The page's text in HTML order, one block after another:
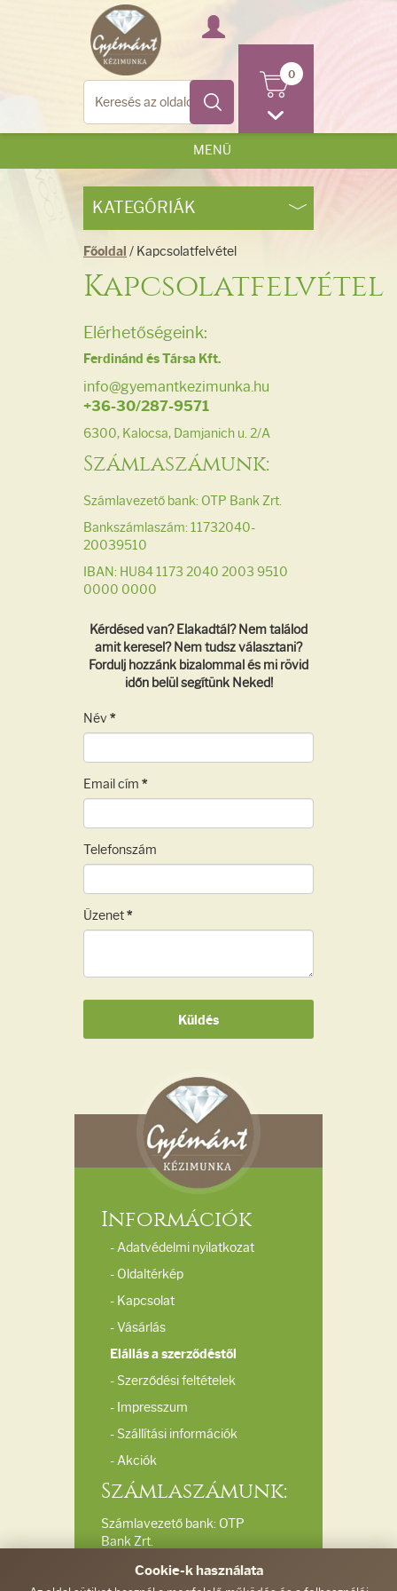
0
MENÜ
KATEGÓRIÁK
Főoldal / Kapcsolatfelvétel
Kapcsolatfelvétel
Elérhetőségeink:
Ferdinánd és Társa Kft.
info@gyemantkezimunka.hu
+36-30/287-9571
6300, Kalocsa, Damjanich u. 2/A
Számlaszámunk:
Számlavezető bank: OTP Bank Zrt.
Bankszámlaszám: 11732040-
20039510
IBAN: HU84 1173 2040 2003 9510
0000 0000
Kérdésed van? Elakadtál? Nem találod
amit keresel? Nem tudsz választani?
Fordulj hozzánk bizalommal és mi rövid
időn belül segítünk Neked!
Név*
Email cím *
Telefonszám
Üzenet*
Információk
- Adatvédelmi nyilatkozat
- Oldaltérkép
- Kapcsolat
- Vásárlás
Elállás a szerződéstől
- Szerződési feltételek
- Impresszum
- Szállítási információk
- Akciók
Számlaszámunk:
Számlavezető bank: OTP
Bank Zrt.
Bankszámlaszám:
11732040-20039510
Cookie-k használata